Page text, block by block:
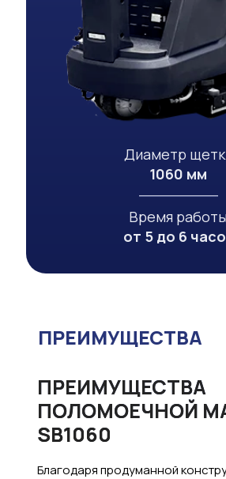
Время работы
от 5 до 6
Диаметр
1060 мм
ПРЕИМУЩЕСТВА
ПРЕИМУЩЕСТВА
ПОЛОМОЕЧНОЙ
SB1060
Благодаря продуманной